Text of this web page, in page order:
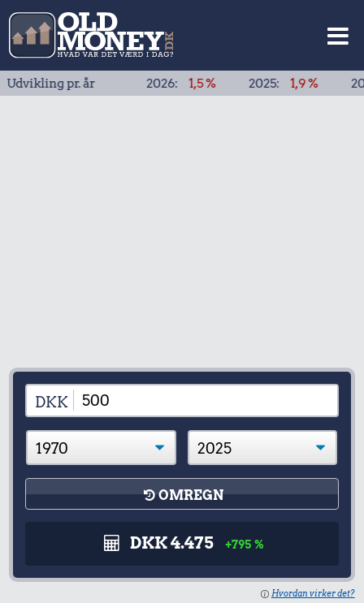
pr. år2026: 1,5 % 2025: 1,9 % 2024: 1,9 %
DKK
OMREGN
DKK 4.475 +795 %
Hvordan virker det?